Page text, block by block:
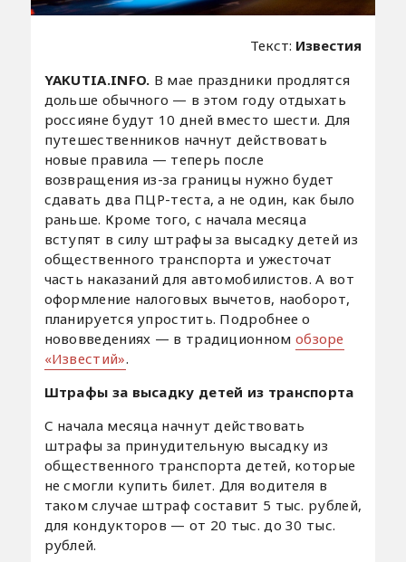
Текст: Известия
YAKUTIA.INFO. В мае праздники продлятся
дольше обычного — в этом году отдыхать
россияне будут 10 дней вместо шести. Для
путешественников начнут действовать
новые правила — теперь после
возвращения из-за границы нужно будет
сдавать два ПЦР-теста, а не один, как было
раньше. Кроме того, с начала месяца
вступят в силу штрафы за высадку детей из
общественного транспорта и ужесточат
часть наказаний для автомобилистов. А вот
оформление налоговых вычетов, наоборот,
планируется упростить. Подробнее о
нововведениях — в традиционном обзоре
«Известий».
Штрафы за высадку детей из транспорта
С начала месяца начнут действовать
штрафы за принудительную высадку из
общественного транспорта детей, которые
не смогли купить билет. Для водителя в
таком случае штраф составит 5 тыс. рублей,
для кондукторов — от 20 тыс. до 30 тыс.
рублей.